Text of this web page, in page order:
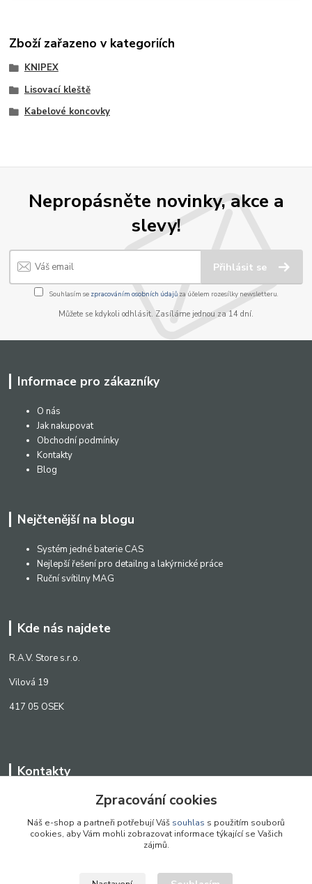
Zboží zařazeno v kategoriích
KNIPEX
Lisovací kleště
Kabelové koncovky
Nepropásněte novinky, akce a
slevy!
Přihlásit se
Souhlasím se zpracováním osobních údajůza účelem rozesílky newsletteru.
Můžete se kdykoli odhlásit. Zasíláme jednou za 14 dní.
Informace pro zákazníky
O nás
Jak nakupovat
Obchodní podmínky
Kontakty
Blog
Nejčtenější na blogu
Systém jedné baterie CAS
Nejlepší řešení pro detailng a lakýrnické práce
Ruční svítilny MAG
Kde nás najdete
R.A.V. Store s.r.o.
Vilová 19
417 05 OSEK
Kontakty
+420 776 242 909
Zpracování cookies
Náš e-shop a partneři potřebují Váš souhlas s použitím souborů
cookies, aby Vám mohli zobrazovat informace týkající se Vašich
zájmů.